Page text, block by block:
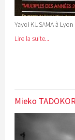
Yayoi KUSAMA à
Lire la suite...
Mieko